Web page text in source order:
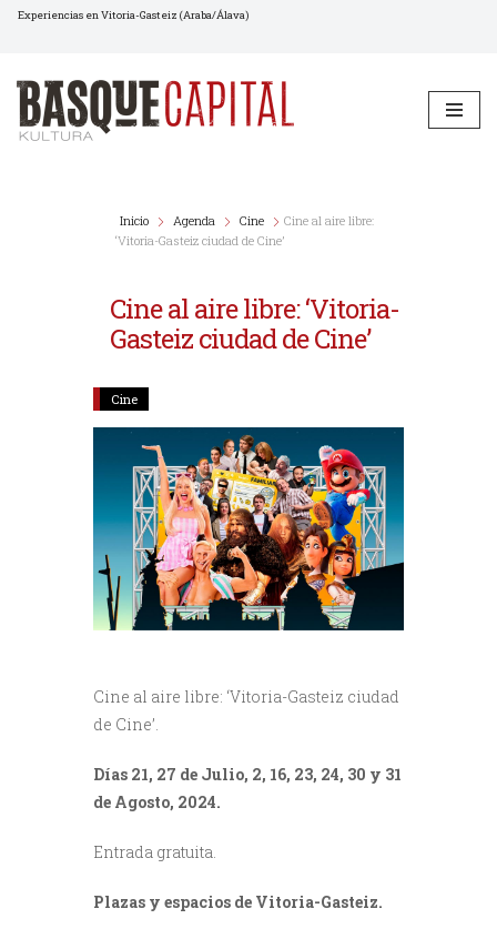
al
contenido
Experiencias en Vitoria-Gasteiz (Araba/Álava)
Inicio Agenda Cine
Cine al aire libre:
‘Vitoria-Gasteiz ciudad de Cine’
Cine al aire libre: ‘Vitoria-
Gasteiz ciudad de Cine’
Cine
Cine al aire libre: ‘Vitoria-Gasteiz ciudad
de Cine’.
Días 21, 27 de Julio, 2, 16, 23, 24, 30 y 31
de Agosto, 2024.
Entrada gratuita.
Plazas y espacios de Vitoria-Gasteiz.